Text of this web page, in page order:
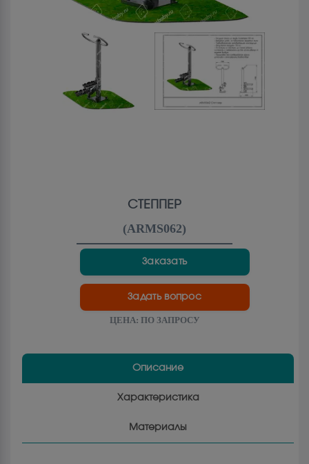
СТЕППЕР
(ARMS062)
Заказать
Задать вопрос
ЦЕНА: ПО ЗАПРОСУ
Описание
Характеристика
Материалы